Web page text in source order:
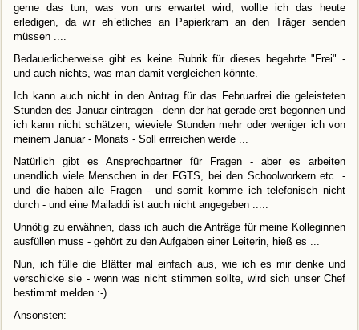
gerne das tun, was von uns erwartet wird, wollte ich das heute
erledigen, da wir eh`etliches an Papierkram an den Träger senden
müssen ....
Bedauerlicherweise gibt es keine Rubrik für dieses begehrte "Frei" -
und auch nichts, was man damit vergleichen könnte.
Ich kann auch nicht in den Antrag für das Februarfrei die geleisteten
Stunden des Januar eintragen - denn der hat gerade erst begonnen und
ich kann nicht schätzen, wieviele Stunden mehr oder weniger ich von
meinem Januar - Monats - Soll errreichen werde ...
Natürlich gibt es Ansprechpartner für Fragen - aber es arbeiten
unendlich viele Menschen in der FGTS, bei den Schoolworkern etc. -
und die haben alle Fragen - und somit komme ich telefonisch nicht
durch - und eine Mailaddi ist auch nicht angegeben .....
Unnötig zu erwähnen, dass ich auch die Anträge für meine Kolleginnen
ausfüllen muss - gehört zu den Aufgaben einer Leiterin, hieß es ...
Nun, ich fülle die Blätter mal einfach aus, wie ich es mir denke und
verschicke sie - wenn was nicht stimmen sollte, wird sich unser Chef
bestimmt melden :-)
Ansonsten: